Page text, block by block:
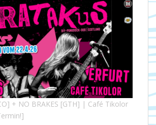
+ NO BRAKES [GTH] | Café Tikolor